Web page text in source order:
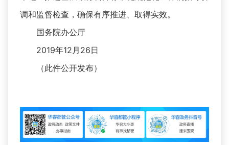
调和监督检查，确保有序推进、取得实效。
国务院办公厅
2019年12月26日
（此件公开发布）